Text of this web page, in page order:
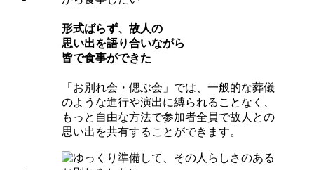
形式ばらず、故⼈の
思い出を語り合いながら
皆で⾷事ができた
「お別れ会・偲ぶ会」では、一般的な葬儀
のような進行や演出に縛られることなく、
もっと自由な方法で参加者全員で故人との
思い出を共有することができます。